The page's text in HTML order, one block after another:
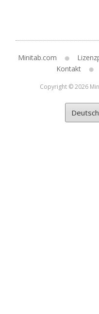
Minitab.com
Kontakt
Copyright © 2026